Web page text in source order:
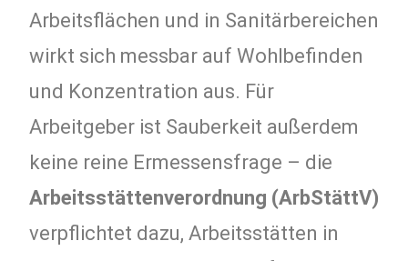
Arbeitsflächen und in Sanitärbereichen
wirkt sich messbar auf Wohlbefinden
und Konzentration aus. Für
Arbeitgeber ist Sauberkeit außerdem
keine reine Ermessensfrage – die
Arbeitsstättenverordnung (ArbStättV)
verpflichtet dazu, Arbeitsstätten in